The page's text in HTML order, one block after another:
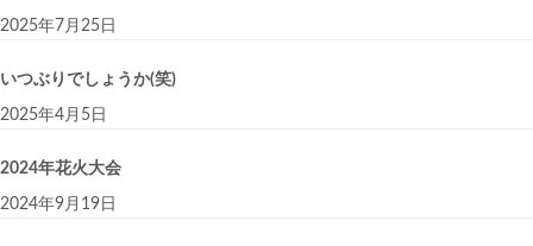
2025年7月25日
いつぶりでしょうか(笑)
2025年4月5日
2024年花火大会
2024年9月19日